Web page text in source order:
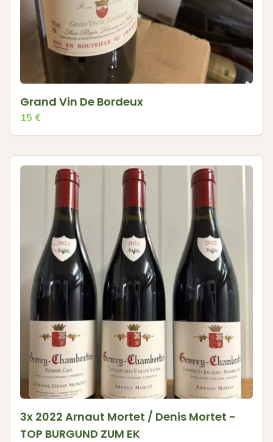
Grand Vin De Bordeux
15 €
3x 2022 Arnaut Mortet / Denis Mortet -
TOP BURGUND ZUM EK